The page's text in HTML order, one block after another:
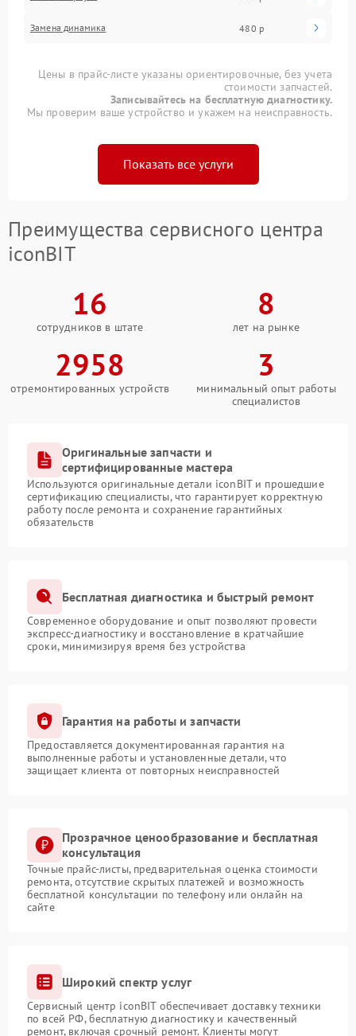
Замена динамика 480 р
Цены в прайс-листе указаны ориентировочные, без учета
стоимости запчастей.
Записывайтесь на бесплатную диагностику.
Мы проверим ваше устройство и укажем на неисправность.
Показать все услуги
Преимущества сервисного центра
iconBIT
16
сотрудников в штате
8
лет на рынке
2958
отремонтированных устройств
3
минимальный опыт работы
специалистов
Оригинальные запчасти и
сертифицированные мастера
Используются оригинальные детали iconBIT и прошедшие
сертификацию специалисты, что гарантирует корректную
работу после ремонта и сохранение гарантийных
обязательств
Бесплатная диагностика и быстрый ремонт
Современное оборудование и опыт позволяют провести
экспресс-диагностику и восстановление в кратчайшие
сроки, минимизируя время без устройства
Гарантия на работы и запчасти
Предоставляется документированная гарантия на
выполненные работы и установленные детали, что
защищает клиента от повторных неисправностей
Прозрачное ценообразование и бесплатная
консультация
Точные прайс-листы, предварительная оценка стоимости
ремонта, отсутствие скрытых платежей и возможность
бесплатной консультации по телефону или онлайн на
сайте
Широкий спектр услуг
Сервисный центр iconBIT обеспечивает доставку техники
по всей РФ, бесплатную диагностику и качественный
ремонт, включая срочный ремонт. Клиенты могут